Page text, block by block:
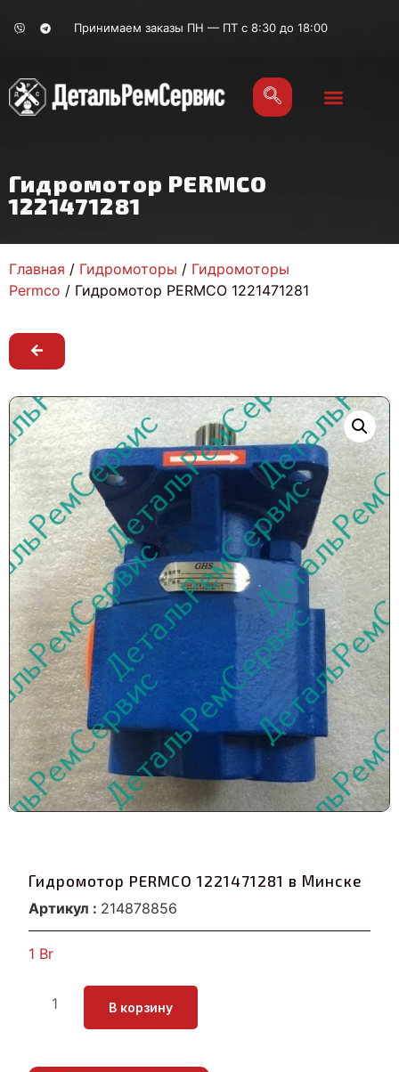
Принимаем заказы ПН — ПТ с 8:30 до 18:00
Гидромотор PERMCO
1221471281
Главная / Гидромоторы / Гидромоторы
Permco / Гидромотор PERMCO 1221471281
Гидромотор PERMCO 1221471281 в Минске
Артикул : 214878856
1 Br
В корзину